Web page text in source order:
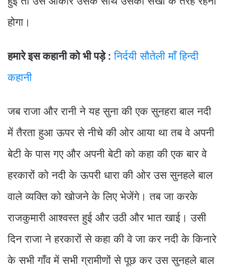
होगा।
हमारे इस कहानी को भी पड़े : निर्दयी सौतेली माँ हिन्दी
कहानी
जब राजा और रानी ने यह सुना की एक सुनहरा बाल नदी
में तैरता हुआ ऊपर से नीचे की ओर आया था तब वे अपनी
बेटी के पास गए और अपनी बेटी को कहा की एक बार वे
हरकारों को नदी के ऊपरी धारा की ओर उस सुनहले बाल
वाले व्यक्ति को खोजने के लिए भेजेंगे। तब जा करके
राजकुमारी आश्वस्त हुई और उठी और भात खाई। उसी
दिन राजा ने हरकारों से कहा की वे जा कर नदी के किनारे
के सभी गाँव में सभी ग्रामीणों से पूछ कर उस सुनहले बाल